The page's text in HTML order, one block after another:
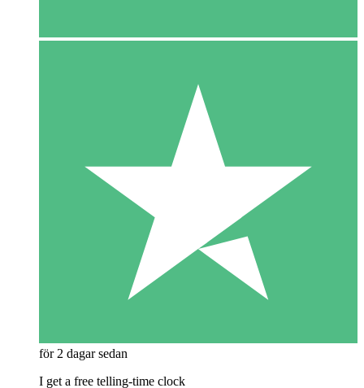
för 2 dagar sedan
I get a free telling-time clock